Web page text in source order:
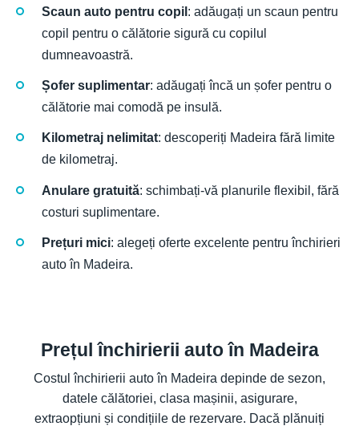
Scaun auto pentru copil : adăugați un scaun pentru
copil pentru o călătorie sigură cu copilul
dumneavoastră.
Șofer suplimentar: adăugați încă un șofer pentru o
călătorie mai comodă pe insulă.
Kilometraj nelimitat: descoperiți Madeira fără limite
de kilometraj.
Anulare gratuită: schimbați-vă planurile flexibil, fără
costuri suplimentare.
Prețuri mici: alegeți oferte excelente pentru închirieri
auto în Madeira.
Prețul închirierii auto în Madeira
Costul închirierii auto în Madeira depinde de sezon,
datele călătoriei, clasa mașinii, asigurare,
extraopțiuni și condițiile de rezervare. Dacă plănuiți